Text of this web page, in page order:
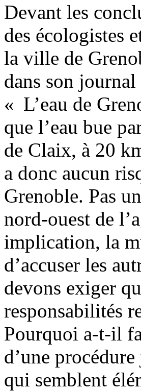
Devant les
des écologistes
la ville de
dans son
« L’eau de
que l’eau bue
de Claix, à 20
a donc aucun
Grenoble. Pas
nord-ouest de
implication, la
d’accuser les
devons exiger
responsabilités
Pourquoi a-t-il
d’une
qui semblent